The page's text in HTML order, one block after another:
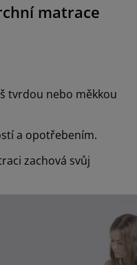
matrace
tvrdou nebo měkkou
a opotřebením.
zachová svůj